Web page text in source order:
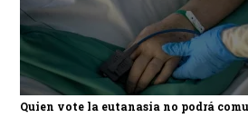
Quien vote la eutanasia no podrá